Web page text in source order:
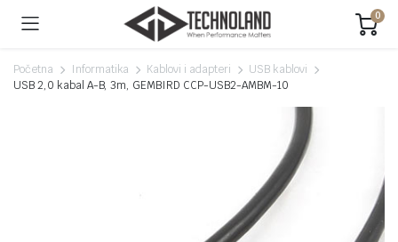
0
Početna Informatika Kablovi i adapteri
USB kablovi
USB 2,0 kabal A-B, 3m, GEMBIRD CCP-USB2-AMBM-10